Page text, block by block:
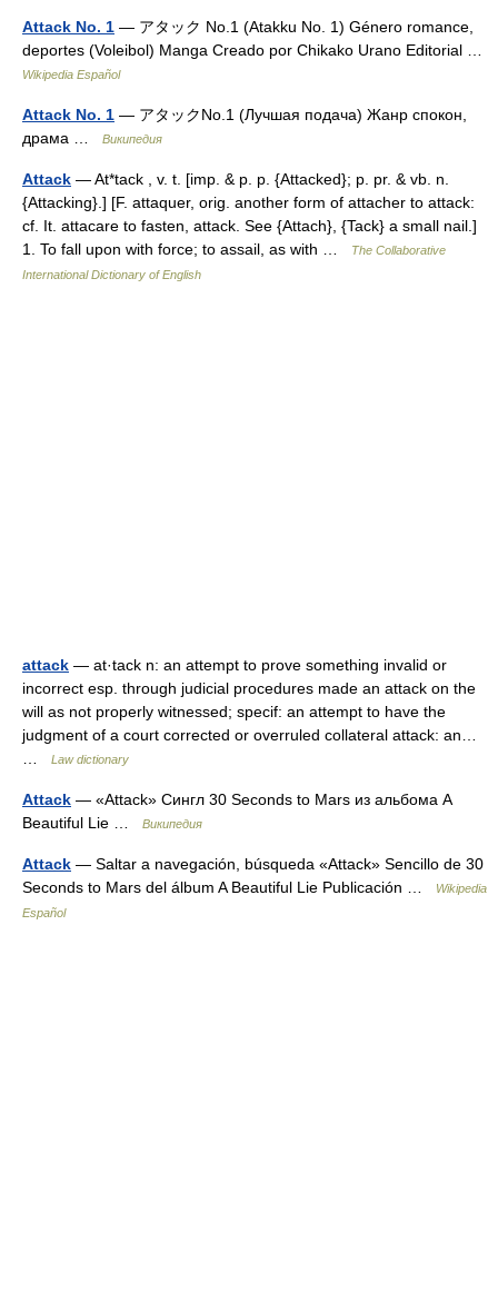
Attack No. 1 — アタック No.1 (Atakku No. 1) Género romance,
deportes (Voleibol) Manga Creado por Chikako Urano Editorial …
Wikipedia Español
Attack No. 1 — アタックNo.1 (Лучшая подача) Жанр спокон,
драма …
Википедия
Attack — At*tack , v. t. [imp. & p. p. {Attacked}; p. pr. & vb. n.
{Attacking}.] [F. attaquer, orig. another form of attacher to attack:
cf. It. attacare to fasten, attack. See {Attach}, {Tack} a small nail.]
1. To fall upon with force; to assail, as with …
The Collaborative
International Dictionary of English
attack — at·tack n: an attempt to prove something invalid or
incorrect esp. through judicial procedures made an attack on the
will as not properly witnessed; specif: an attempt to have the
judgment of a court corrected or overruled collateral attack: an…
Law dictionary
Attack — «Attack» Сингл 30 Seconds to Mars из альбома A
Beautiful Lie …
Википедия
Attack — Saltar a navegación, búsqueda «Attack» Sencillo de 30
Seconds to Mars del álbum A Beautiful Lie Publicación …
Wikipedia
Español